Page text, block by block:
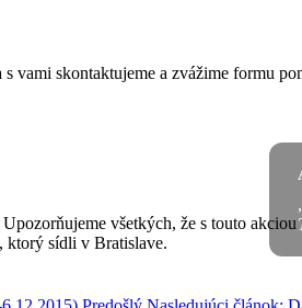
vami skontaktujeme a zvážime formu
Upozorňujeme všetkých, že s touto
ktorý sídli v Bratislave.